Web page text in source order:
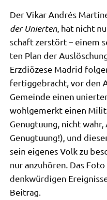
Der Vikar Andrés
der Unier­ten, hat nicht
schaft zer­stört – einem
ten Plan der
Erz­diö­ze­se Madrid
fer­tig­ge­bracht, vor den
Gemein­de einen
wohl­ge­merkt einen
Genug­tu­ung, nicht
Genug­tu­ung!), und
sein eige­nes Volk zu
nur anzu­hö­ren. Das
denk­wür­di­gen
Beitrag.